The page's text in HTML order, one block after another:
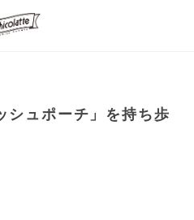
シュポーチ」を持ち歩